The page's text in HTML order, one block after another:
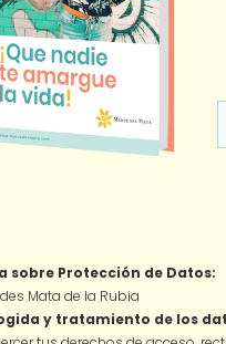
sobre Protección de Datos:
Mata de la Rubia
y tratamiento de los